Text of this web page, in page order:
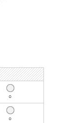
○
○